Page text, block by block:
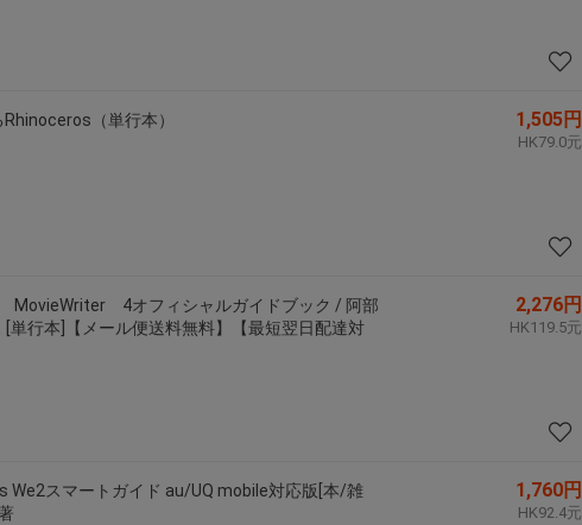
（単行本） 1,505円
HK79.0元
MovieWriter 4オフィシャルガイドブック / 阿部
単行本]【メール便送料無料】【最短翌日配達対
2,276円
HK119.5元
We2スマートガイド au/UQ mobile対応版[本/雑
1,760円
HK92.4元